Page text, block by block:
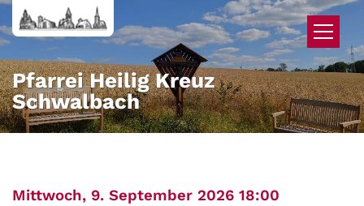
Zum Inhalt springen
Pfarrei Heilig Kreuz
Schwalbach
Mittwoch, 9. September 2026 18:00